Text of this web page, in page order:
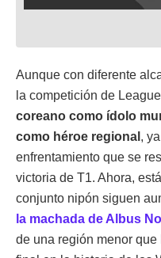
Aunque con diferente
la competición de
coreano como ídolo
como héroe regional ,
enfrentamiento que se
victoria de T1. Ahora,
conjunto nipón siguen
la machada de Albus
de una región menor